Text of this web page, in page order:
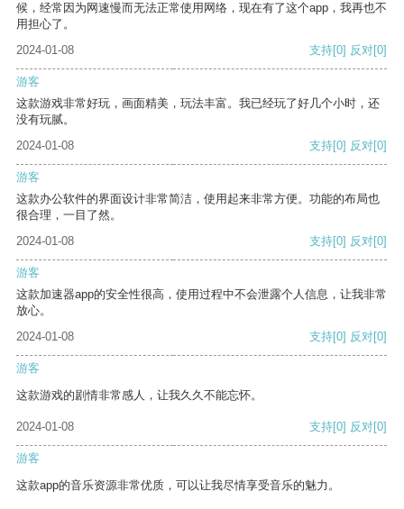
候，经常因为网速慢而无法正常使用网络，现在有了这个app，我再也不
用担心了。
2024-01-08
支持[0] 反对[0]
游客
这款游戏非常好玩，画面精美，玩法丰富。我已经玩了好几个小时，还
没有玩腻。
2024-01-08
支持[0] 反对[0]
游客
这款办公软件的界面设计非常简洁，使用起来非常方便。功能的布局也
很合理，一目了然。
2024-01-08
支持[0] 反对[0]
游客
这款加速器app的安全性很高，使用过程中不会泄露个人信息，让我非常
放心。
2024-01-08
支持[0] 反对[0]
游客
这款游戏的剧情非常感人，让我久久不能忘怀。
2024-01-08 支持[0] 反对[0]
游客
这款app的音乐资源非常优质，可以让我尽情享受音乐的魅力。